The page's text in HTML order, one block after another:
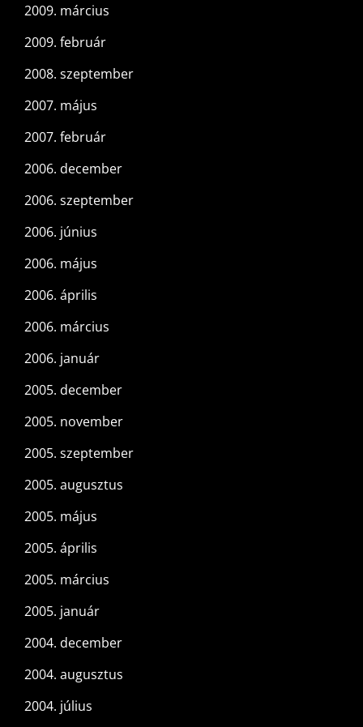
2009. március
2009. február
2008. szeptember
2007. május
2007. február
2006. december
2006. szeptember
2006. június
2006. május
2006. április
2006. március
2006. január
2005. december
2005. november
2005. szeptember
2005. augusztus
2005. május
2005. április
2005. március
2005. január
2004. december
2004. augusztus
2004. július